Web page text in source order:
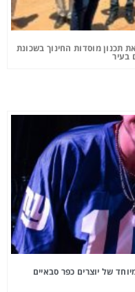
תכנון מוסדות החינוך בשכונת
בעיר
של יוצרים כפר סבאיים